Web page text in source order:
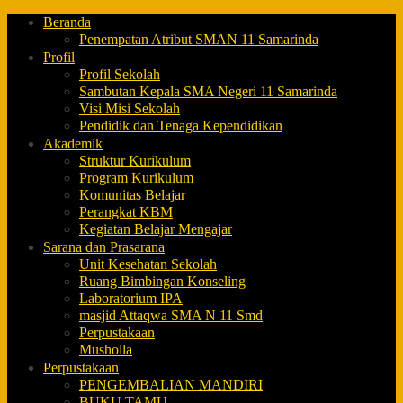
Beranda
Penempatan Atribut SMAN 11 Samarinda
Profil
Profil Sekolah
Sambutan Kepala SMA Negeri 11 Samarinda
Visi Misi Sekolah
Pendidik dan Tenaga Kependidikan
Akademik
Struktur Kurikulum
Program Kurikulum
Komunitas Belajar
Perangkat KBM
Kegiatan Belajar Mengajar
Sarana dan Prasarana
Unit Kesehatan Sekolah
Ruang Bimbingan Konseling
Laboratorium IPA
masjid Attaqwa SMA N 11 Smd
Perpustakaan
Musholla
Perpustakaan
PENGEMBALIAN MANDIRI